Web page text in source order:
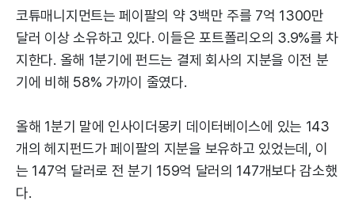
코튜매니지먼트는 페이팔의 약 3백만 주를 7억 1300만
달러 이상 소유하고 있다. 이들은 포트폴리오의 3.9%를 차
지한다. 올해 1분기에 펀드는 결제 회사의 지분을 이전 분
기에 비해 58% 가까이 줄였다.
올해 1분기 말에 인사이더몽키 데이터베이스에 있는 143
개의 헤지펀드가 페이팔의 지분을 보유하고 있었는데, 이
는 147억 달러로 전 분기 159억 달러의 147개보다 감소했
다.